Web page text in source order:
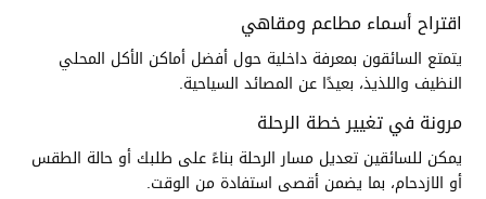
اقتراح أسماء مطاعم ومقاهي
يتمتع السائقون بمعرفة داخلية حول أفضل أماكن الأكل المحلي
النظيف واللذيذ، بعيدًا عن المصائد السياحية.
مرونة في تغيير خطة الرحلة
يمكن للسائقين تعديل مسار الرحلة بناءً على طلبك أو حالة الطقس
أو الازدحام، بما يضمن أقصى استفادة من الوقت.